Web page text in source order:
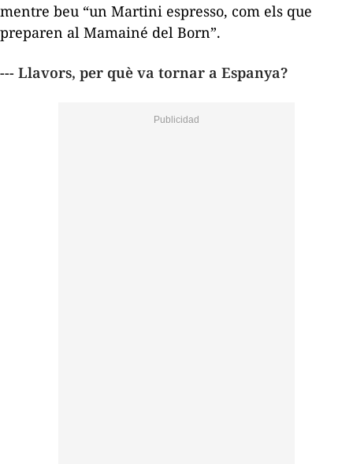
mentre beu “un Martini espresso, com els que
preparen al Mamainé del Born”.
--- Llavors, per què va tornar a Espanya?